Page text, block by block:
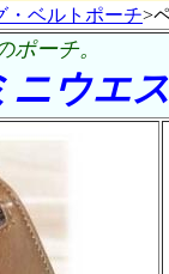
・ベルトポーチ>
ーチ。
ウエ